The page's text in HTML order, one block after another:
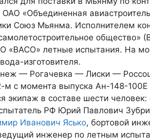
«Объединенная
Союз Мьянма. Исполнителем
общество»
«ВАСО» летные испытания. На
изготовителя.
— Рогачевка — Лиски —
с момента выпуска Ан-148-
экипаж в составе шести
РФ Юрий Павлович
Иванович Ясько, бортовой
инженер по летным